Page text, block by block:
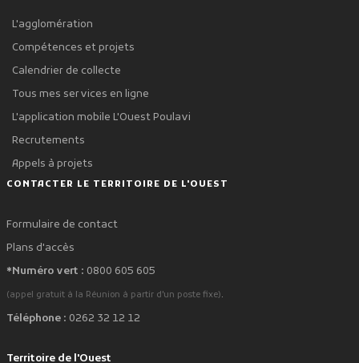
L'agglomération
Compétences et projets
Calendrier de collecte
Tous mes services en ligne
L'application mobile L'Ouest Poulavi
Recrutements
Appels à projets
CONTACTER LE TERRITOIRE DE L'OUEST
Formulaire de contact
Plans d'accès
*Numéro vert : 0800 605 605
(appel gratuit à la Réunion à partir d'un poste fixe).
Téléphone : 0262 32 12 12
Territoire de l'Ouest